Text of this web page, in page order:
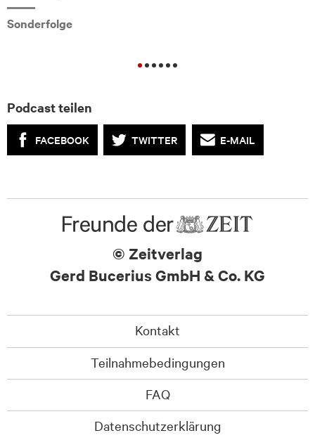
Sonderfolge
Podcast teilen
FACEBOOK TWITTER E-MAIL
© Zeitverlag
Gerd Bucerius GmbH & Co. KG
Kontakt
Teilnahmebedingungen
FAQ
Datenschutzerklärung